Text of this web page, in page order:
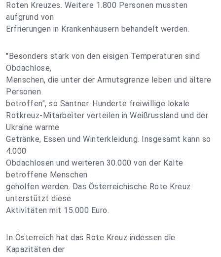
Roten Kreuzes. Weitere 1.800 Personen mussten
aufgrund von
Erfrierungen in Krankenhäusern behandelt werden.
"Besonders stark von den eisigen Temperaturen sind
Obdachlose,
Menschen, die unter der Armutsgrenze leben und ältere
Personen
betroffen", so Santner. Hunderte freiwillige lokale
Rotkreuz-Mitarbeiter verteilen in Weißrussland und der
Ukraine warme
Getränke, Essen und Winterkleidung. Insgesamt kann so
4.000
Obdachlosen und weiteren 30.000 von der Kälte
betroffene Menschen
geholfen werden. Das Österreichische Rote Kreuz
unterstützt diese
Aktivitäten mit 15.000 Euro.
In Österreich hat das Rote Kreuz indessen die
Kapazitäten der